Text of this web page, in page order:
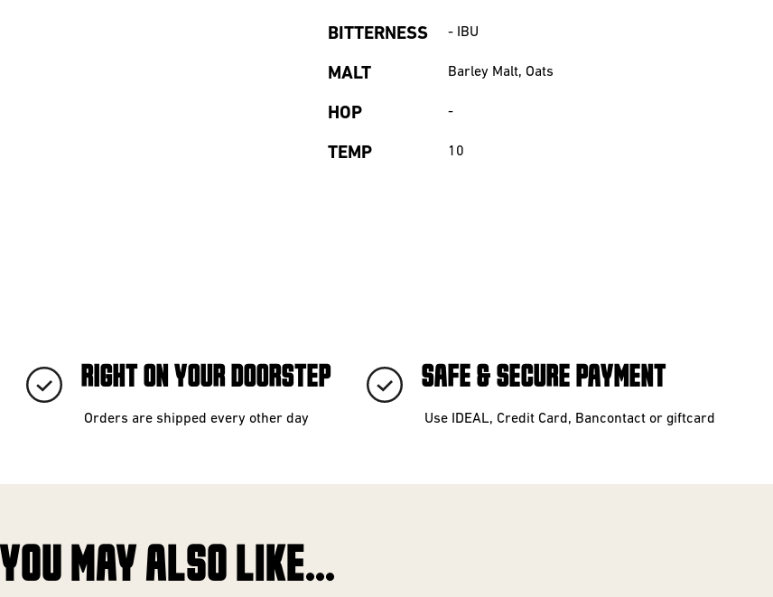
BITTERNESS - IBU
MALT Barley Malt, Oats
HOP -
TEMP 10
RIGHT ON YOUR DOORSTEP
Orders are shipped every other day
SAFE & SECURE PAYMENT
Use IDEAL, Credit Card, Bancontact or giftcard
YOU MAY ALSO LIKE...